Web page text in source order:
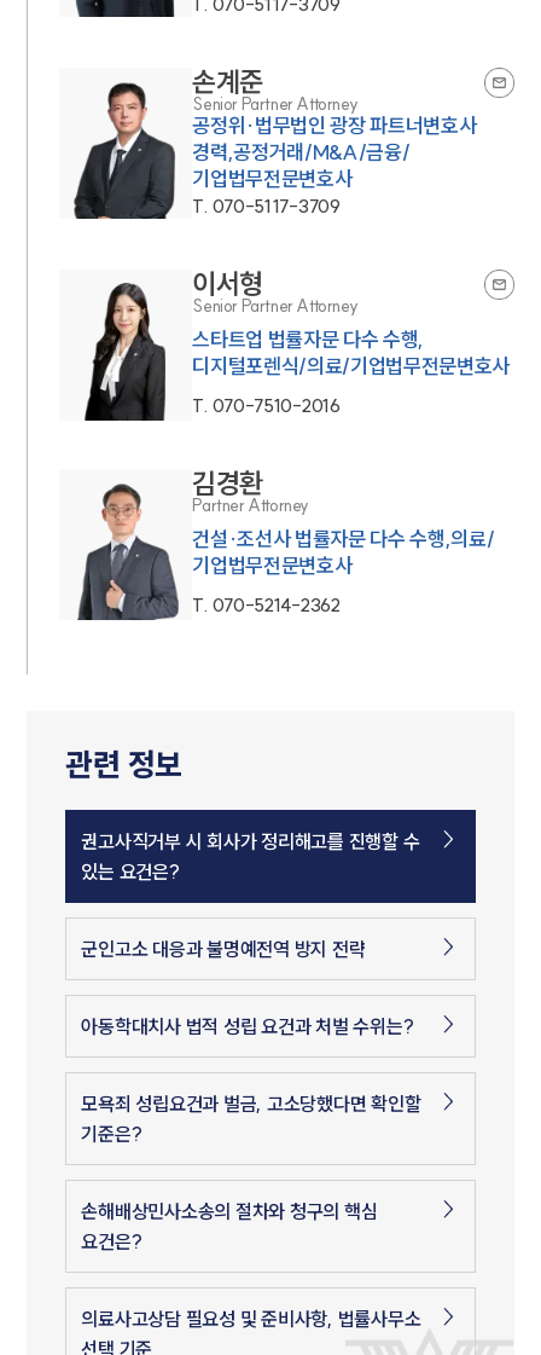
T. 070-5117-3709
손계준
Senior Partner Attorney
공정위·법무법인 광장 파트너변호사
경력,공정거래/M&A/금융/
기업법무전문변호사
T. 070-5117-3709
이서형
Senior Partner Attorney
스타트업 법률자문 다수 수행,
디지털포렌식/의료/기업법무전문변호사
T. 070-7510-2016
김경환
Partner Attorney
건설·조선사 법률자문 다수 수행,의료/
기업법무전문변호사
T. 070-5214-2362
관련 정보
권고사직거부 시 회사가 정리해고를 진행할 수
있는 요건은?
군인고소 대응과 불명예전역 방지 전략
아동학대치사 법적 성립 요건과 처벌 수위는?
모욕죄 성립요건과 벌금, 고소당했다면 확인할
기준은?
손해배상민사소송의 절차와 청구의 핵심
요건은?
의료사고상담 필요성 및 준비사항, 법률사무소
선택 기준